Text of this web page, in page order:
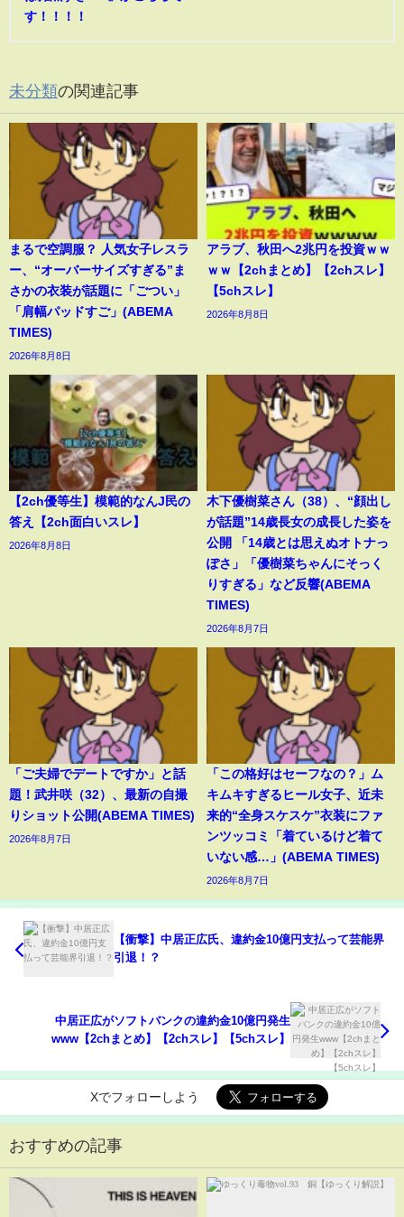
す！！！！
未分類の関連記事
まるで空調服？ 人気女子レスラ
ー、“オーバーサイズすぎる”ま
さかの衣装が話題に「ごつい」
「肩幅パッドすご」(ABEMA
TIMES)
2026年8月8日
アラブ、秋田へ2兆円を投資ｗｗ
ｗｗ【2chまとめ】【2chスレ】
【5chスレ】
2026年8月8日
【2ch優等生】模範的なんJ民の
答え【2ch面白いスレ】
2026年8月8日
木下優樹菜さん（38）、“顔出し
が話題”14歳長女の成長した姿を
公開 「14歳とは思えぬオトナっ
ぽさ」「優樹菜ちゃんにそっく
りすぎる」など反響(ABEMA
TIMES)
2026年8月7日
「ご夫婦でデートですか」と話
題！武井咲（32）、最新の自撮
りショット公開(ABEMA TIMES)
2026年8月7日
「この格好はセーフなの？」ム
キムキすぎるヒール女子、近未
来的“全身スケスケ”衣装にファ
ンツッコミ「着ているけど着て
いない感…」(ABEMA TIMES)
2026年8月7日
【衝撃】中居正広氏、違約金10億円支払って芸能界
引退！？
中居正広がソフトバンクの違約金10億円発生
www【2chまとめ】【2chスレ】【5chスレ】
Xでフォローしよう
おすすめの記事